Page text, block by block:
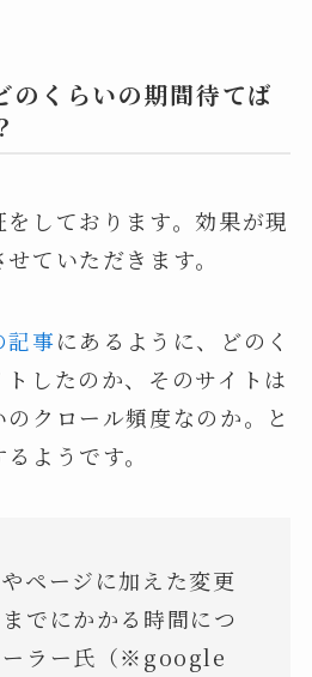
のくらいの期間待てば
をしております。効果が現
ていただきます。
記事にあるように、どのく
したのか、そのサイトは
クロール頻度なのか。と
ようです。
ページに加えた変更
でにかかる時間につ
ーラー氏（※google